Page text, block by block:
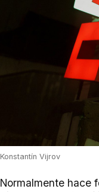
Konstantín Vijrov
Normalmente hace